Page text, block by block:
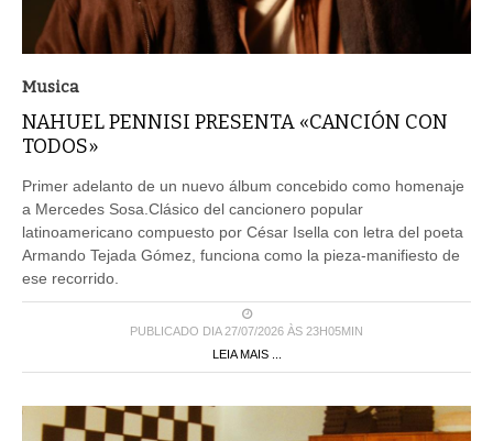
Musica
NAHUEL PENNISI PRESENTA «CANCIÓN CON
TODOS»
Primer adelanto de un nuevo álbum concebido como homenaje
a Mercedes Sosa.Clásico del cancionero popular
latinoamericano compuesto por César Isella con letra del poeta
Armando Tejada Gómez, funciona como la pieza-manifiesto de
ese recorrido.
PUBLICADO DIA 27/07/2026 ÀS 23H05MIN
LEIA MAIS ...